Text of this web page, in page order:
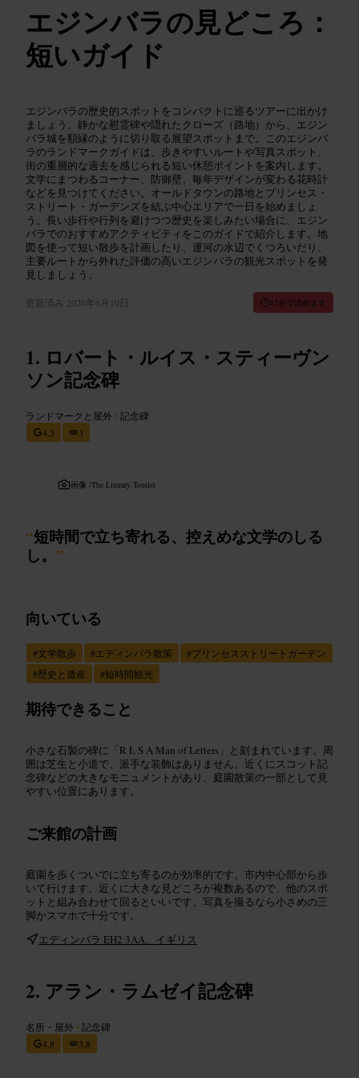
エジンバラの見どころ：
短いガイド
エジンバラの歴史的スポットをコンパクトに巡るツアーに出かけ
ましょう。静かな慰霊碑や隠れたクローズ（路地）から、エジン
バラ城を額縁のように切り取る展望スポットまで。このエジンバ
ラのランドマークガイドは、歩きやすいルートや写真スポット、
街の重層的な過去を感じられる短い休憩ポイントを案内します。
文学にまつわるコーナー、防御壁、毎年デザインが変わる花時計
などを見つけてください。オールドタウンの路地とプリンセス・
ストリート・ガーデンズを結ぶ中心エリアで一日を始めましょ
う。長い歩行や行列を避けつつ歴史を楽しみたい場合に、エジン
バラでのおすすめアクティビティをこのガイドで紹介します。地
図を使って短い散歩を計画したり、運河の水辺でくつろいだり、
主要ルートから外れた評価の高いエジンバラの観光スポットを発
見しましょう。
更新済み 2026年6月10日 12分で読めます
ロバート・ルイス・スティーヴン
ソン記念碑
ランドマークと屋外 •記念碑
4.3
3
画像 /The Literary Tourist
“短時間で立ち寄れる、控えめな文学のしる
し。 ”
向いている
#文学散歩 #エディンバラ散策 #プリンセスストリートガーデン
#歴史と遺産 #短時間観光
期待できること
小さな石製の碑に「R L S A Man of Letters」と刻まれています。周
囲は芝生と小道で、派手な装飾はありません。近くにスコット記
念碑などの大きなモニュメントがあり、庭園散策の一部として見
やすい位置にあります。
ご来館の計画
庭園を歩くついでに立ち寄るのが効率的です。市内中心部から歩
いて行けます。近くに大きな見どころが複数あるので、他のスポ
ットと組み合わせて回るといいです。写真を撮るなら小さめの三
脚かスマホで十分です。
エディンバラ EH2 3AA、イギリス
アラン・ラムゼイ記念碑
名所・屋外 •記念碑
4.8
3.8